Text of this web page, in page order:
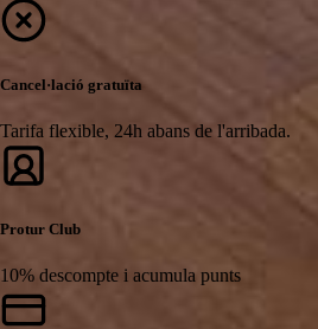
Cancel·lació gratuïta
Tarifa flexible, 24h abans de l'arribada.
Protur Club
10% descompte i acumula punts